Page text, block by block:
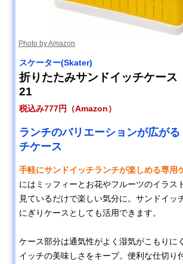
Photo by Amazon
スケーター(Skater)
折りたたみサンドイッチケー
21
税込み777円（Amazon）
ランチのバリエーションが広がる
チケース
手軽にサンドイッチランチが楽しめる専用
にはミッフィーとお花やフルーツのイラス
見ているだけで楽しい気分に。サンドイッ
にぎりケースとしても活用できます。
ケース部分は通気性がよく湿気がこもりに
イッチの美味しさをキープ。便利な仕切り